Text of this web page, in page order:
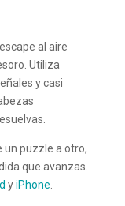
al aire
Utiliza
y casi
un puzzle a otro,
que avanzas.
yiPhone